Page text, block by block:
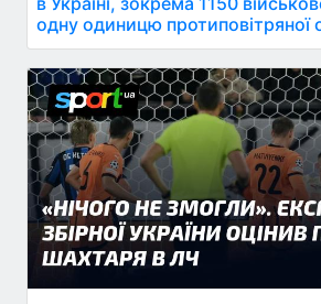
одну одиницю протиповітряної